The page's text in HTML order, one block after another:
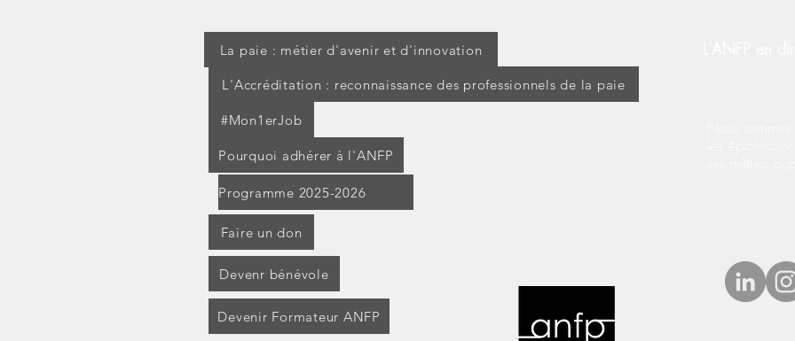
être suspendues
La paie : métier d'avenir et d'innovation
L'Accréditation : reconnaissance des professionnels de la paie
#Mon1erJob
Pourquoi adhérer à l'ANFP
Programme 2025-2026
Faire un don
Devenr bénévole
Devenir Formateur ANFP